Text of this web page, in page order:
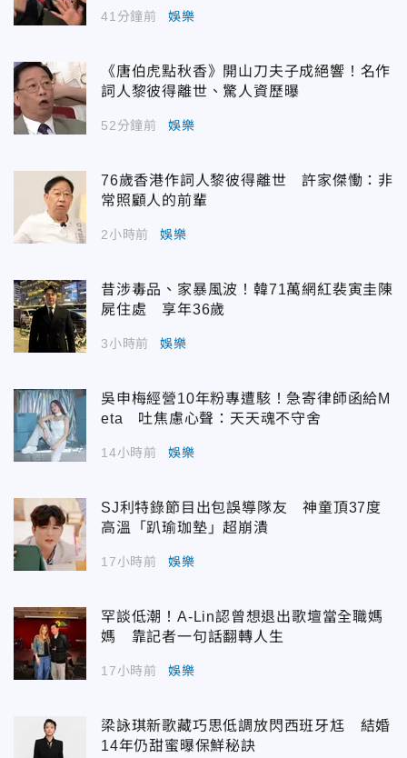
41分鐘前 娛樂
《唐伯虎點秋香》開山刀夫子成絕響！名作
詞人黎彼得離世、驚人資歷曝
52分鐘前 娛樂
76歲香港作詞人黎彼得離世 許家傑慟：非
常照顧人的前輩
2小時前 娛樂
昔涉毒品、家暴風波！韓71萬網紅裴寅圭陳
屍住處 享年36歲
3小時前 娛樂
吳申梅經營10年粉專遭駭！急寄律師函給M
eta 吐焦慮心聲：天天魂不守舍
14小時前 娛樂
SJ利特錄節目出包誤導隊友 神童頂37度
高溫「趴瑜珈墊」超崩潰
17小時前 娛樂
罕談低潮！A-Lin認曾想退出歌壇當全職媽
媽 靠記者一句話翻轉人生
17小時前 娛樂
梁詠琪新歌藏巧思低調放閃西班牙尪 結婚
14年仍甜蜜曝保鮮秘訣